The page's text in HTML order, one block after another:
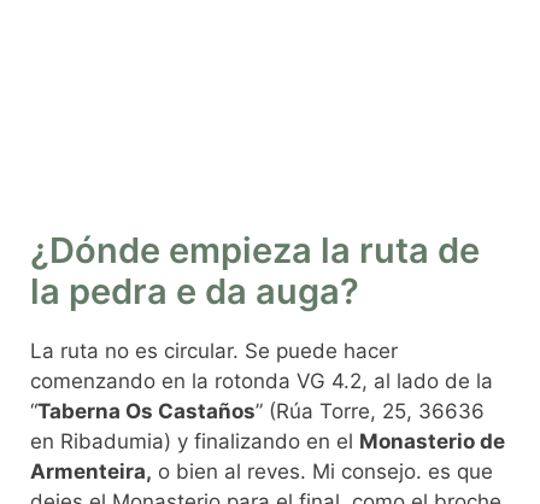
¿Dónde empieza la ruta de
la pedra e da auga?
La ruta no es circular. Se puede hacer
comenzando en la rotonda VG 4.2, al lado de la
“Taberna Os Castaños” (Rúa Torre, 25, 36636
en Ribadumia) y finalizando en el Monasterio de
Armenteira, o bien al reves. Mi consejo. es que